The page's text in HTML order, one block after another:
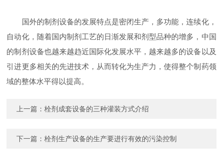
国外的制剂设备的发展特点是密闭生产，多功能，连续化，
自动化，随着国内制剂工艺的日渐发展和剂型品种的增多，中国
的制剂设备也越来越趋近国际化发展水平，越来越多的设备以及
引进更多相关的先进技术，从而转化为生产力，使得整个制药领
域的整体水平得以提高。
上一篇：栓剂成套设备的三种灌装方式介绍
下一篇：栓剂生产设备的生产要进行有效的污染控制